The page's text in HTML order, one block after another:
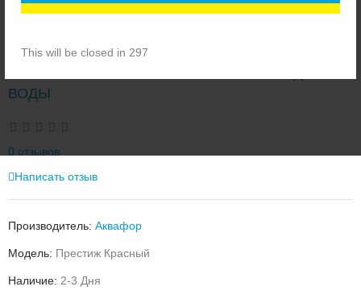
This will be closed in 296
ВОДЫ
0 отзывов
Написать отзыв
Производитель: Аквафор
Модель: Престиж Красный
Наличие: 2-3 Дня